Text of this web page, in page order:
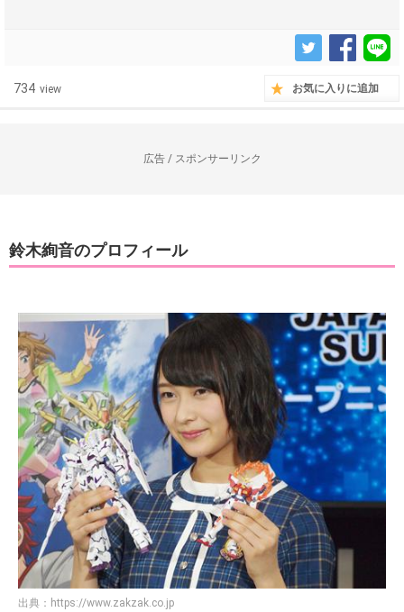
734 view お気に入りに追加
広告 / スポンサーリンク
鈴木絢音のプロフィール
出典： https://www.zakzak.co.jp